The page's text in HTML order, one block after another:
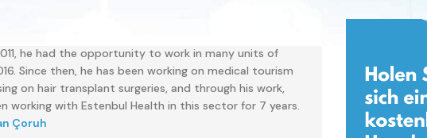
he had the opportunity to work in many units of
Since then, he has been working on medical tourism
on hair transplant surgeries, and through his work,
working with Estenbul Health in this sector for 7 years.
Çoruh